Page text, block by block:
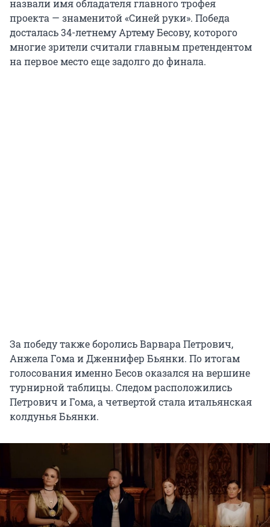
назвали имя обладателя главного трофея
проекта — знаменитой «Синей руки». Победа
досталась 34-летнему Артему Бесову, которого
многие зрители считали главным претендентом
на первое место еще задолго до финала.
За победу также боролись Варвара Петрович,
Анжела Гома и Дженнифер Бьянки. По итогам
голосования именно Бесов оказался на вершине
турнирной таблицы. Следом расположились
Петрович и Гома, а четвертой стала итальянская
колдунья Бьянки.